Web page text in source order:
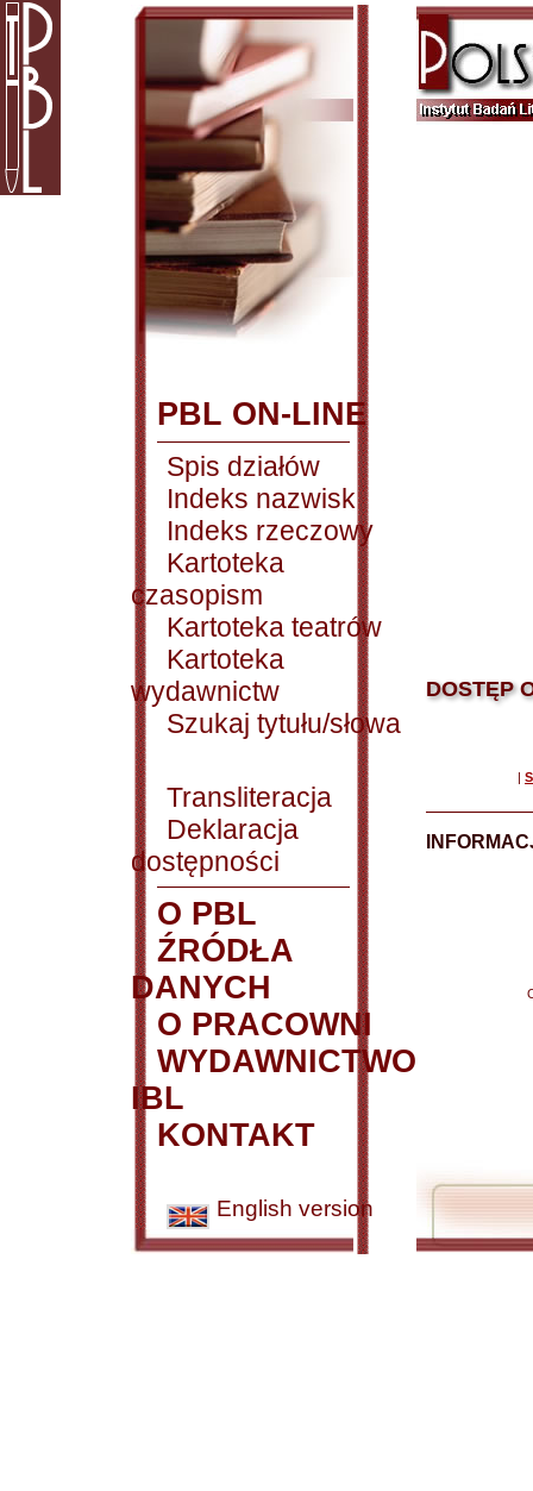
PBL ON-LINE
Spis działów
Indeks nazwisk
Indeks rzeczowy
Kartoteka
czasopism
Kartoteka teatrów
Kartoteka
wydawnictw
Szukaj tytułu/słowa
Transliteracja
Deklaracja
dostępności
O PBL
ŹRÓDŁA
DANYCH
O PRACOWNI
WYDAWNICTWO
IBL
KONTAKT
English version
DOSTĘP
|